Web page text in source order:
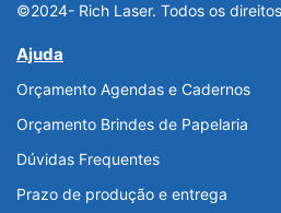
©2024- Rich Laser. Todos os
Ajuda
Orçamento Agendas e Cadernos
Orçamento Brindes de Papelaria
Dúvidas Frequentes
Prazo de produção e entrega